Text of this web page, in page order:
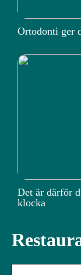
Ortodonti ger
Det är därför
klocka